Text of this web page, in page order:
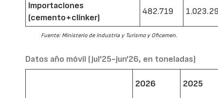
Importaciones
(cemento+clínker)
482.719
Fuente: Ministerio de Industria y Turismo y Oficemen.
Datos año móvil (jul'25-jun'26, en toneladas)
2026 2025